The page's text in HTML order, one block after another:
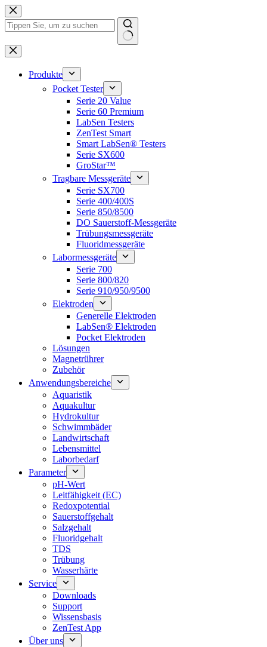
Zum
Inhalt
springen
Keine
Ergebnisse
Produkte
Pocket Tester
Serie 20 Value
Serie 60 Premium
LabSen Testers
ZenTest Smart
Smart LabSen® Testers
Serie SX600
GroStar™
Tragbare Messgeräte
Serie SX700
Serie 400/400S
Serie 850/8500
DO Sauerstoff-Messgeräte
Trübungsmessgeräte
Fluoridmessgeräte
Labormessgeräte
Serie 700
Serie 800/820
Serie 910/950/9500
Elektroden
Generelle Elektroden
LabSen® Elektroden
Pocket Elektroden
Lösungen
Magnetrührer
Zubehör
Anwendungsbereiche
Aquaristik
Aquakultur
Hydrokultur
Schwimmbäder
Landwirtschaft
Lebensmittel
Laborbedarf
Parameter
pH-Wert
Leitfähigkeit (EC)
Redoxpotential
Sauerstoffgehalt
Salzgehalt
Fluoridgehalt
TDS
Trübung
Wasserhärte
Service
Downloads
Support
Wissensbasis
ZenTest App
Über uns